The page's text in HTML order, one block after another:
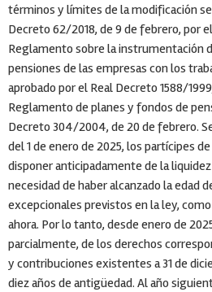
términos y límites de la modificación
Decreto 62/2018, de 9 de febrero, por
Reglamento sobre la instrumentación
pensiones de las empresas con los
aprobado por el Real Decreto 1588/
Reglamento de planes y fondos de
Decreto 304/2004, de 20 de febrero.
del 1 de enero de 2025, los partícipes
disponer anticipadamente de la
necesidad de haber alcanzado la edad
excepcionales previstos en la ley,
ahora. Por lo tanto, desde enero de
parcialmente, de los derechos
y contribuciones existentes a 31 de
diez años de antigüedad. Al año